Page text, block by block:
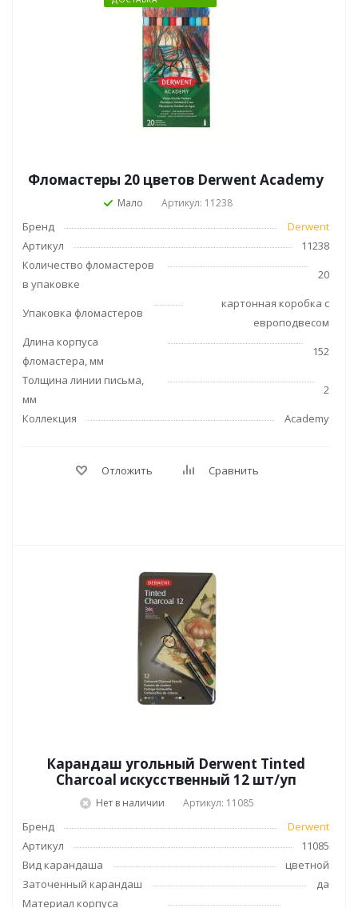
Фломастеры 20 цветов Derwent Academy
Мало Артикул: 11238
Бренд
Derwent
Артикул
11238
Количество фломастеров
в упаковке
20
Упаковка фломастеров
картонная коробка с
европодвесом
Длина корпуса
фломастера, мм
152
Толщина линии письма,
мм
2
Коллекция
Academy
Отложить Сравнить
Карандаш угольный Derwent Tinted
Charcoal искусственный 12 шт/уп
Нет в наличии Артикул: 11085
Бренд
Derwent
Артикул
11085
Вид карандаша
цветной
Заточенный карандаш
да
Материал корпуса